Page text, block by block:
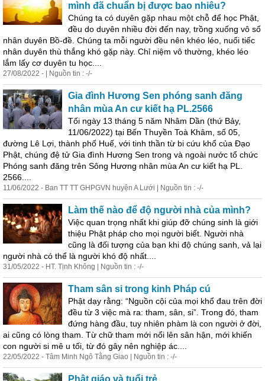
mình đã chuẩn bị được bao nhiêu?
Chúng ta có duyên gặp nhau một chỗ để học Phật,
đều do duyên nhiều đời đến nay, trồng xuống vô số
nhân duyên Bồ-đề. Chúng ta mỗi người đều nên khéo léo , nuối tiếc
nhân duyên thù thắng khó gặp này. Chỉ niệm vô thường, khéo léo
lắm lấy cơ duyên tu học....
27/08/2022 - | Nguồn tin : -/-
Gia đình Hương Sen phóng sanh đăng
nhân mùa An cư kiết hạ PL.2566
Tối ngày 13 tháng 5 năm Nhâm Dần (thứ Bảy,
11/06/2022) tại Bến Thuyền Toà Khâm, số 05,
đường Lê Lợi, thành phố Huế, với tinh thần từ bi cứu khổ của Đạo
Phật, chúng đệ tử Gia đình Hương Sen trong và ngoài nước tổ chức
Phóng sanh đăng trên Sông Hương nhân mùa An cư kiết hạ PL.
2566....
11/06/2022 - Ban TT TT GHPGVN huyện A Lưới | Nguồn tin : -/-
Làm thế nào để độ người nhà của mình?
Việc quan trọng nhất khi giúp đỡ chúng sinh là giới
thiệu Phật pháp cho mọi người biết. Người nhà
cũng là đối tượng của bạn khi độ chúng sanh, vả lại
người nhà có thể là người khó độ nhất....
31/05/2022 - HT. Tịnh Không | Nguồn tin : -/-
Tham sân si trong kinh Pháp cú
Phật dạy rằng: “Nguồn cội của mọi khổ đau trên đời
đều từ 3 việc mà ra: tham, sân, si”. Trong đó, tham
đứng hàng đầu, tuy nhiên phàm là con người ở đời,
ai cũng có lòng tham. Từ chữ tham mới nổi lên sân hận, mới khiến
con người si mê u tối, từ đó gây nên nghiệp ác....
22/05/2022 - Tâm Minh Ngô Tằng Giao | Nguồn tin : -/-
Phật giáo và tuổi trẻ